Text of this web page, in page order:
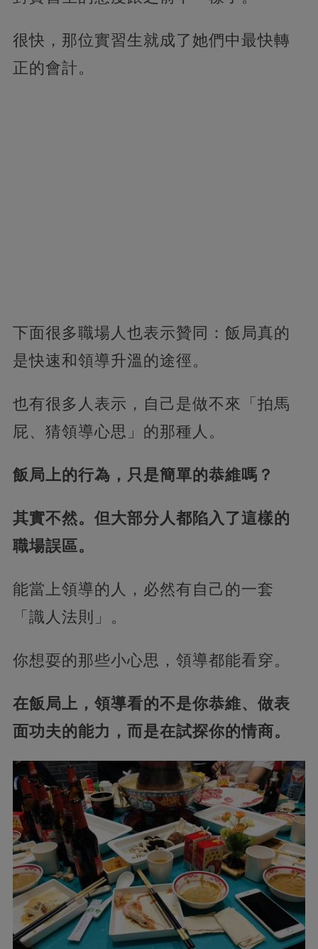
很快，那位實習生就成了她們中最快轉
正的會計。
下面很多職場人也表示贊同：飯局真的
是快速和領導升溫的途徑。
也有很多人表示，自己是做不來「拍馬
屁、猜領導心思」的那種人。
飯局上的行為，只是簡單的恭維嗎？
其實不然。但大部分人都陷入了這樣的
職場誤區。
能當上領導的人，必然有自己的一套
「識人法則」。
你想耍的那些小心思，領導都能看穿。
在飯局上，領導看的不是你恭維、做表
面功夫的能力，而是在試探你的情商。